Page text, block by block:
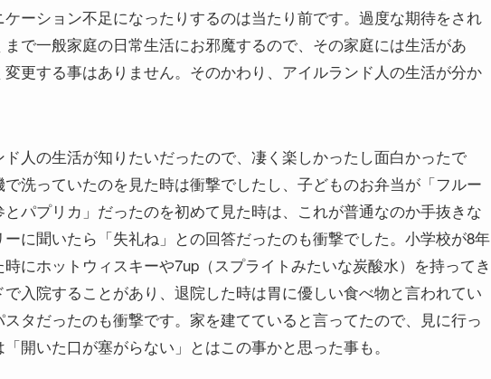
ーション不足になったりするのは当たり前です。過度な期待をされ
で一般家庭の日常生活にお邪魔するので、その家庭には生活があ
更する事はありません。そのかわり、アイルランド人の生活が分か
人の生活が知りたいだったので、凄く楽しかったし面白かったで
洗っていたのを見た時は衝撃でしたし、子どものお弁当が「フルー
パプリカ」だったのを初めて見た時は、これが普通なのか手抜きな
に聞いたら「失礼ね」との回答だったのも衝撃でした。小学校が8年
にホットウィスキーや7up（スプライトみたいな炭酸水）を持ってき
入院することがあり、退院した時は胃に優しい食べ物と言われてい
タだったのも衝撃です。家を建てていると言ってたので、見に行っ
開いた口が塞がらない」とはこの事かと思った事も。